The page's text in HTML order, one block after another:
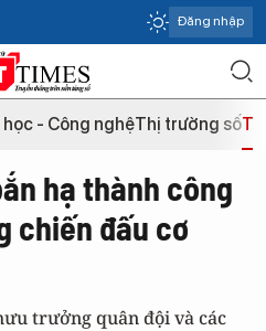
Đăng nhập
học - Công nghệThị trường số
hạ thành công
chiến đấu cơ
trưởng quân đội và các